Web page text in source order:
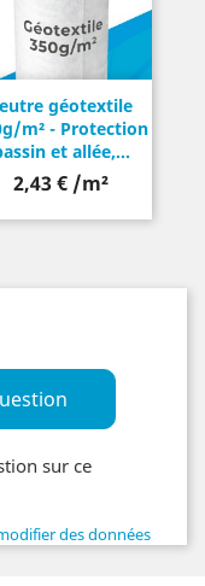
géotextile
m² - Protection
et allée,...
2,43 € /m²
sur ce
des données